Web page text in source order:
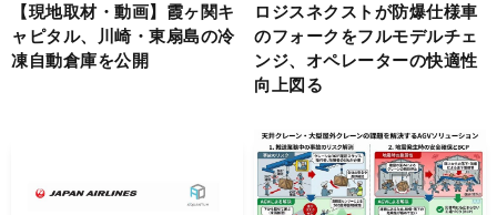
【現地取材・動画】霞ヶ関キ
ャピタル、川崎・東扇島の冷
凍自動倉庫を公開
ロジスネクストが防爆仕様車
のフォークをフルモデルチェ
ンジ、オペレーターの快適性
向上図る